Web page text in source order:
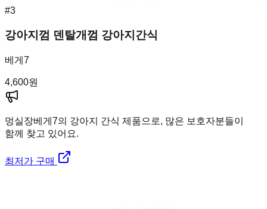
#3
강아지껌 덴탈개껌 강아지간식
베게7
4,600원
멍실장베게7의 강아지 간식 제품으로, 많은 보호자분들이
함께 찾고 있어요.
최저가 구매